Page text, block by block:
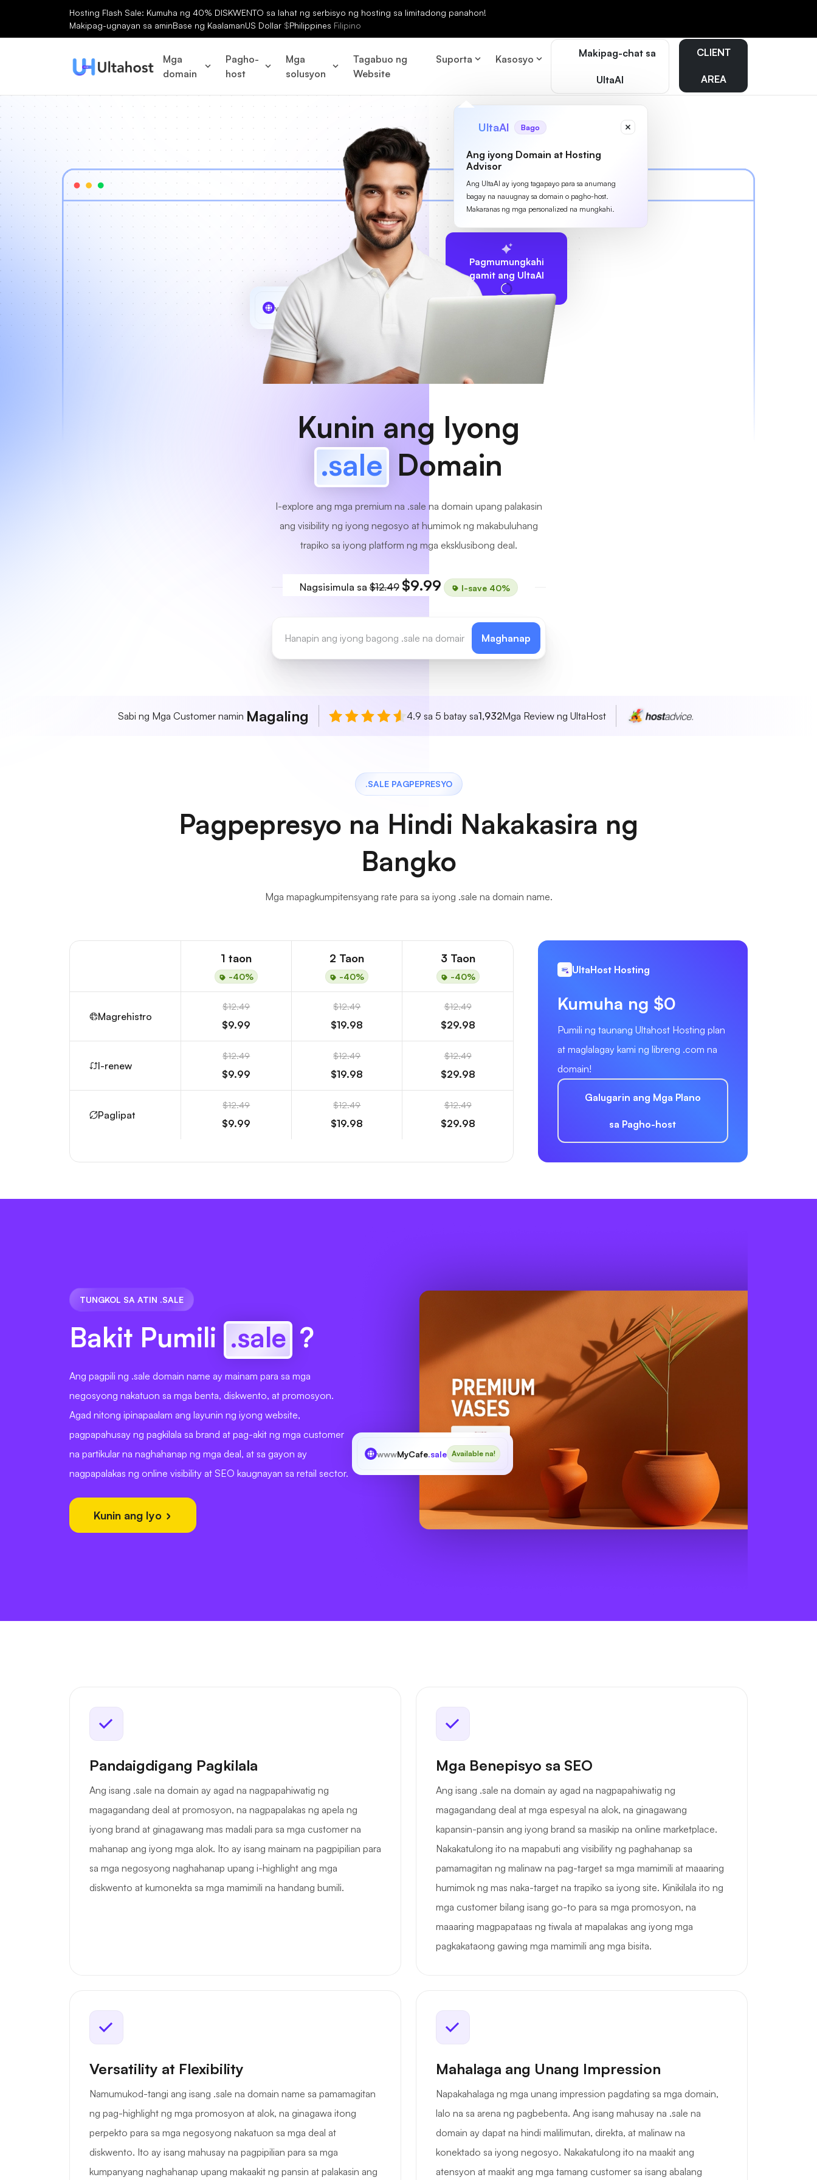
Hosting Flash Sale: Kumuha ng 40% DISKWENTO sa lahat ng serbisyo ng hosting sa limitadong panahon!
Makipag-ugnayan sa aminBase ng KaalamanUS Dollar $Philippines Filipino
Mga
domain
Pagho-
host
Mga
solusyon
Tagabuo ng
Website
Suporta Kasosyo Makipag-chat sa
UltaAI
UltaAI Bago
Ang iyong Domain at Hosting
Advisor
Ang UltaAI ay iyong tagapayo para sa anumang
bagay na nauugnay sa domain o pagho-host.
Makaranas ng mga personalized na mungkahi.
CLIENT
AREA
Pagmumungkahi
gamit ang UltaAI
www MyCafe
Kunin ang Iyong
.sale Domain
I-explore ang mga premium na .sale na domain upang palakasin
ang visibility ng iyong negosyo at humimok ng makabuluhang
trapiko sa iyong platform ng mga eksklusibong deal.
Nagsisimula sa$12.49 $9.99 I-save 40%
Maghanap
Sabi ng Mga Customer namin Magaling 4.9 sa 5 batay sa1,932Mga Review ng UltaHost
.SALE PAGPEPRESYO
Pagpepresyo na Hindi Nakakasira ng
Bangko
Mga mapagkumpitensyang rate para sa iyong .sale na domain name.
1 taon
-40%
2 Taon
-40%
3 Taon
-40%
Magrehistro
$12.49
$9.99
$12.49
$19.98
$12.49
$29.98
I-renew
$12.49
$9.99
$12.49
$19.98
$12.49
$29.98
Paglipat
$12.49
$9.99
$12.49
$19.98
$12.49
$29.98
UltaHost Hosting
Kumuha ng $0
Pumili ng taunang Ultahost Hosting plan
at maglalagay kami ng libreng .com na
domain!
Galugarin ang Mga Plano
sa Pagho-host
TUNGKOL SA ATIN .SALE
Bakit Pumili .sale ?
Ang pagpili ng .sale domain name ay mainam para sa mga
negosyong nakatuon sa mga benta, diskwento, at promosyon.
Agad nitong ipinapaalam ang layunin ng iyong website,
pagpapahusay ng pagkilala sa brand at pag-akit ng mga customer
na partikular na naghahanap ng mga deal, at sa gayon ay
nagpapalakas ng online visibility at SEO kaugnayan sa retail sector.
Kunin ang Iyo
wwwMyCafe.sale Available na!
Pandaigdigang Pagkilala
Ang isang .sale na domain ay agad na nagpapahiwatig ng
magagandang deal at promosyon, na nagpapalakas ng apela ng
iyong brand at ginagawang mas madali para sa mga customer na
mahanap ang iyong mga alok. Ito ay isang mainam na pagpipilian para
sa mga negosyong naghahanap upang i-highlight ang mga
diskwento at kumonekta sa mga mamimili na handang bumili.
Mga Benepisyo sa SEO
Ang isang .sale na domain ay agad na nagpapahiwatig ng
magagandang deal at mga espesyal na alok, na ginagawang
kapansin-pansin ang iyong brand sa masikip na online marketplace.
Nakakatulong ito na mapabuti ang visibility ng paghahanap sa
pamamagitan ng malinaw na pag-target sa mga mamimili at maaaring
humimok ng mas naka-target na trapiko sa iyong site. Kinikilala ito ng
mga customer bilang isang go-to para sa mga promosyon, na
maaaring magpapataas ng tiwala at mapalakas ang iyong mga
pagkakataong gawing mga mamimili ang mga bisita.
Versatility at Flexibility
Namumukod-tangi ang isang .sale na domain name sa pamamagitan
ng pag-highlight ng mga promosyon at alok, na ginagawa itong
perpekto para sa mga negosyong nakatuon sa mga deal at
diskwento. Ito ay isang mahusay na pagpipilian para sa mga
kumpanyang naghahanap upang makaakit ng pansin at palakasin ang
Mahalaga ang Unang Impression
Napakahalaga ng mga unang impression pagdating sa mga domain,
lalo na sa arena ng pagbebenta. Ang isang mahusay na .sale na
domain ay dapat na hindi malilimutan, direkta, at malinaw na
konektado sa iyong negosyo. Nakakatulong ito na maakit ang
atensyon at maakit ang mga tamang customer sa isang abalang